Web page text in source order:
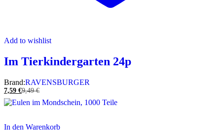
Add to wishlist
Im Tierkindergarten 24p
Brand:RAVENSBURGER
7,59 €9,49€
In den Warenkorb